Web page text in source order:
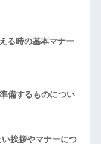
る時の基本マナー
備するものについ
挨拶やマナーにつ